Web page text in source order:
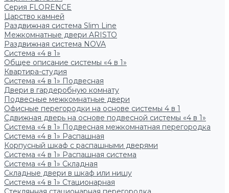
Серия FLORENCE
Царство камней
Раздвижная система Slim Line
Межкомнатные двери ARISTO
Раздвижная система NOVA
Система «4 в 1»
Общее описание системы «4 в 1»
Квартира-студия
Система «4 в 1» Подвесная
Двери в гардеробную комнату
Подвесные межкомнатные двери
Офисные перегородки на основе системы 4 в 1
Сдвижная дверь на основе подвесной системы «4 в 1»
Система «4 в 1» Подвесная межкомнатная перегородка
Система «4 в 1» Распашная
Корпусный шкаф с распашными дверями
Система «4 в 1» Распашная система
Система «4 в 1» Складная
Складные двери в шкаф или нишу
Система «4 в 1» Стационарная